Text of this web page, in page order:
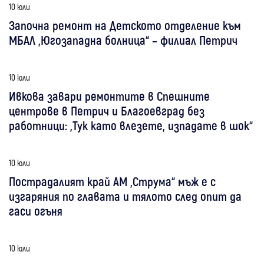
10 юли
Започна ремонт на Детското отделение към
МБАЛ „Югозападна болница“ – филиал Петрич
10 юли
Ивкова завари ремонтите в Спешните
центрове в Петрич и Благоевград без
работници: „Тук като влезете, изпадате в шок“
10 юли
Пострадалият край АМ „Струма“ мъж е с
изгаряния по главата и тялото след опит да
гаси огъня
10 юли